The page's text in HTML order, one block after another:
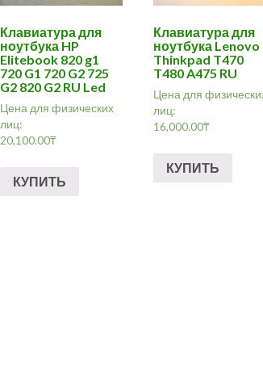
Клавиатура для
ноутбука HP
Elitebook 820 g1
720 G1 720 G2 725
G2 820 G2 RU Led
Цена для физических
лиц:
20,100.00₸
КУПИТЬ
Клавиатура для
ноутбука Lenovo
Thinkpad T470
T480 A475 RU
Цена для
лиц:
16,000.00₸
КУПИТЬ